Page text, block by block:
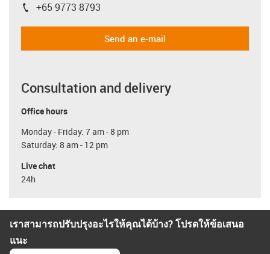
igus-icon-phone
+65 9773 8793
Send an e-mail
Consultation and delivery
Office hours
Monday - Friday: 7 am - 8 pm
Saturday: 8 am - 12 pm
Live chat
24h
เราสามารถปรับปรุงอะไรให้คุณได้บ้าง? โปรดให้ข้อเสนอ
แนะ